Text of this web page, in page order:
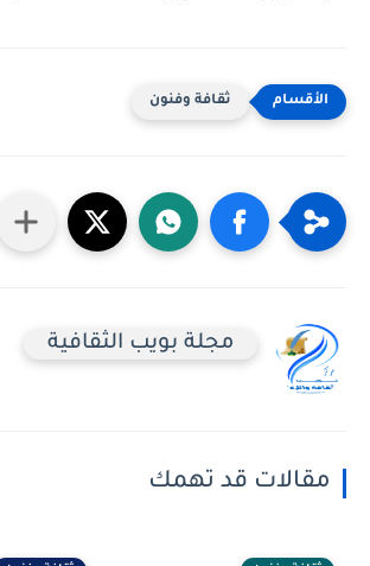
ثقافة وفنون
مجلة بويب الثقافية
مقالات قد تهمك